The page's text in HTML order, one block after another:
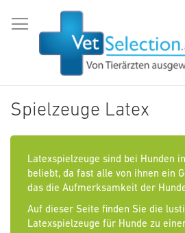
Inhalt
springen
Spielzeuge Latex
Latexspielzeuge sind bei Hunden
beliebt, da fast alle von ihnen ein
das die Aufmerksamkeit der
Auf dieser Seite finden Sie die
Latexspielzeuge für Hunde zu